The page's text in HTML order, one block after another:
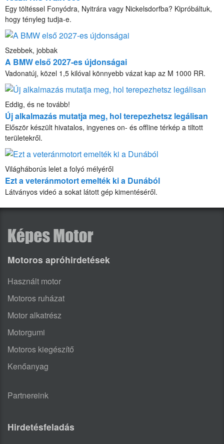
Egy töltéssel Fonyódra, Nyitrára vagy Nickelsdorfba? Kipróbáltuk,
hogy tényleg tudja-e.
Szebbek, jobbak
A BMW első 2027-es újdonságai
Vadonatúj, közel 1,5 kilóval könnyebb vázat kap az M 1000 RR.
Eddig, és ne tovább!
Új alkalmazás mutatja meg, hol terepezhetsz legálisan
Először készült hivatalos, ingyenes on- és offline térkép a tiltott
területekről.
Világháborús lelet a folyó mélyéről
Ezt a veteránmotort emelték ki a Dunából
Látványos videó a sokat látott gép kimentéséről.
Motoros apróhirdetések
Használt motor
Motoros ruházat
Motor alkatrész
Motorgumi
Motoros kiegészítő
Kenőanyag
Partnereink
Hirdetésfeladás